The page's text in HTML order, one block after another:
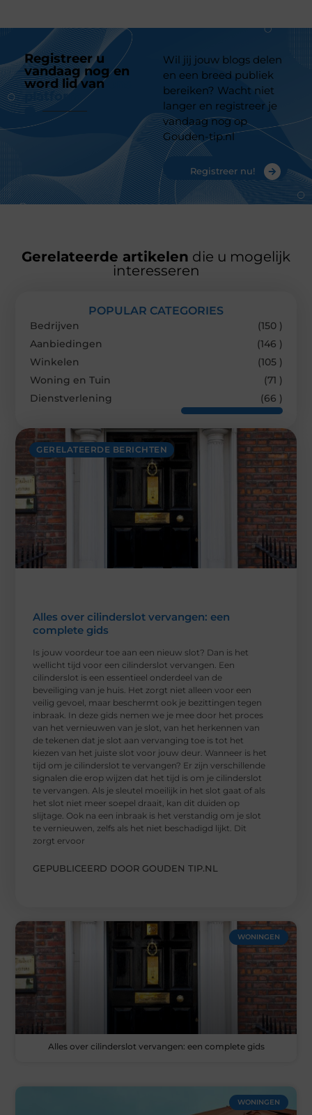
Registreer u
vandaag nog en
word lid van
platform
Wil jij jouw blogs delen
en een breed publiek
bereiken? Wacht niet
langer en registreer je
vandaag nog op
Gouden-tip.nl
Registreer nu!
Gerelateerde artikelen die u mogelijk
interesseren
GERELATEERDE BERICHTEN
Alles over cilinderslot vervangen: een
complete gids
Is jouw voordeur toe aan een nieuw slot? Dan is het
wellicht tijd voor een cilinderslot vervangen. Een
cilinderslot is een essentieel onderdeel van de
beveiliging van je huis. Het zorgt niet alleen voor een
veilig gevoel, maar beschermt ook je bezittingen tegen
inbraak. In deze gids nemen we je mee door het proces
van het vernieuwen van je slot, van het herkennen van
de tekenen dat je slot aan vervanging toe is tot het
kiezen van het juiste slot voor jouw deur. Wanneer is het
tijd om je cilinderslot te vervangen? Er zijn verschillende
signalen die erop wijzen dat het tijd is om je cilinderslot
te vervangen. Als je sleutel moeilijk in het slot gaat of als
het slot niet meer soepel draait, kan dit duiden op
slijtage. Ook na een inbraak is het verstandig om je slot
te vernieuwen, zelfs als het niet beschadigd lijkt. Dit
zorgt ervoor
GEPUBLICEERD DOOR GOUDEN TIP.NL
POPULAR CATEGORIES
Bedrijven
(150 )
Aanbiedingen
(146 )
Winkelen
(105 )
Woning en Tuin
(71 )
Dienstverlening
(66 )
WONINGEN
Alles over cilinderslot vervangen: een complete gids
WONINGEN